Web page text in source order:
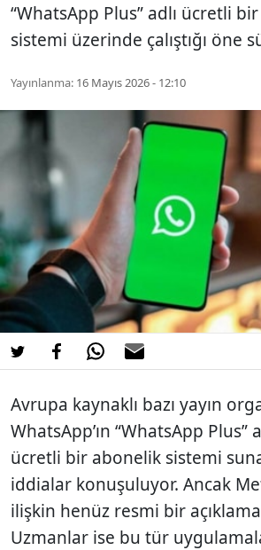
“WhatsApp Plus” adlı ücretli
sistemi üzerinde çalıştığı öne
Yayınlanma: 16 Mayıs 2026 - 12:10
Avrupa kaynaklı bazı yayın
WhatsApp’ın “WhatsApp Plus”
ücretli bir abonelik sistemi
iddialar konuşuluyor. Ancak
ilişkin henüz resmi bir
Uzmanlar ise bu tür